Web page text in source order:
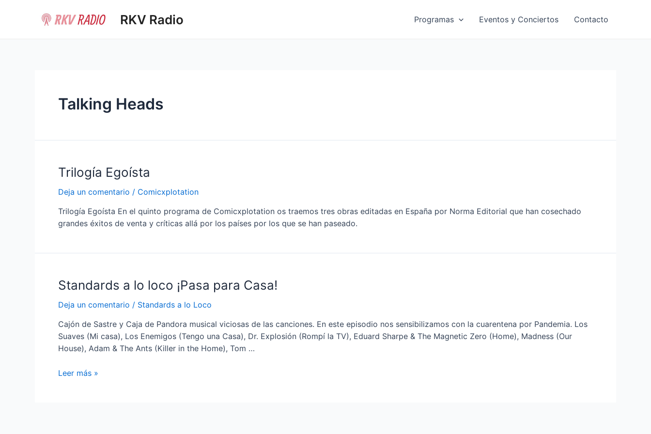
RKV Radio Programas Eventos y Conciertos Contacto
Talking Heads
Trilogía Egoísta
Deja un comentario / Comicxplotation
Trilogía Egoísta En el quinto programa de Comicxplotation os traemos tres obras editadas en España por Norma Editorial que han cosechado
grandes éxitos de venta y críticas allá por los países por los que se han paseado.
Standards a lo loco ¡Pasa para Casa!
Deja un comentario / Standards a lo Loco
Cajón de Sastre y Caja de Pandora musical viciosas de las canciones. En este episodio nos sensibilizamos con la cuarentena por Pandemia. Los
Suaves (Mi casa), Los Enemigos (Tengo una Casa), Dr. Explosión (Rompí la TV), Eduard Sharpe & The Magnetic Zero (Home), Madness (Our
House), Adam & The Ants (Killer in the Home), Tom …
Standards
Leer más »